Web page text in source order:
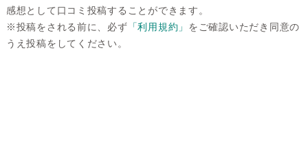
感想として口コミ投稿することができます。
※投稿をされる前に、必ず 「利用規約」 をご確認いただき同意の
うえ投稿をしてください。